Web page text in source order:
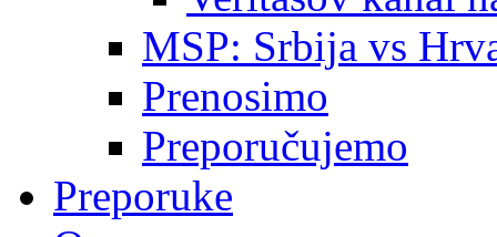
MSP: Srbija vs
Prenosimo
Preporučujemo
Preporuke